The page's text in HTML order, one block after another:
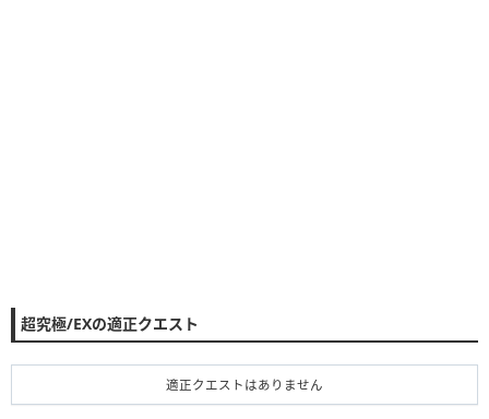
超究極/EXの適正クエスト
適正クエストはありません